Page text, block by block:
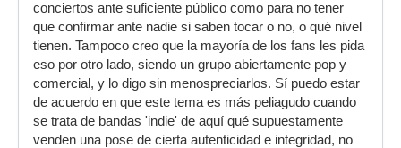
conciertos ante suficiente público como para no tener
que confirmar ante nadie si saben tocar o no, o qué nivel
tienen. Tampoco creo que la mayoría de los fans les pida
eso por otro lado, siendo un grupo abiertamente pop y
comercial, y lo digo sin menospreciarlos. Sí puedo estar
de acuerdo en que este tema es más peliagudo cuando
se trata de bandas 'indie' de aquí qué supuestamente
venden una pose de cierta autenticidad e integridad, no